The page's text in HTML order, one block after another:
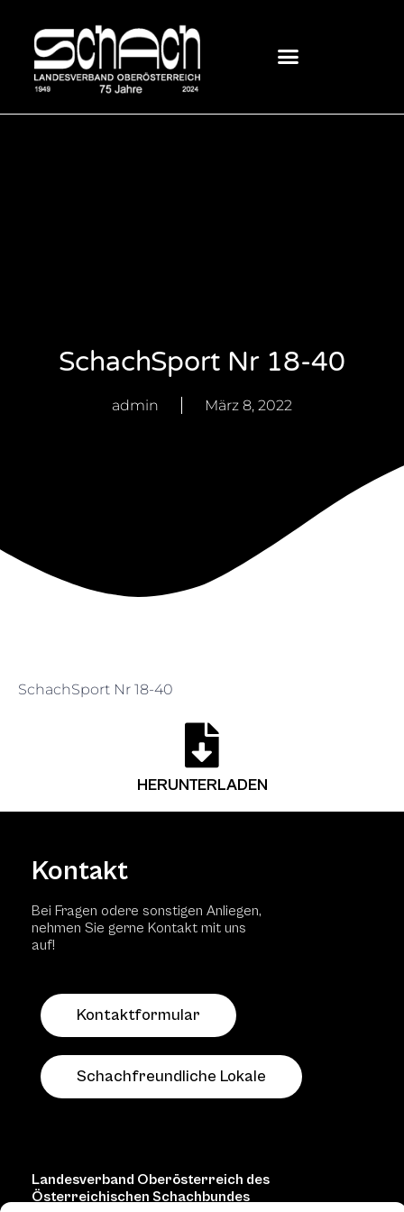
SchachSport Nr 18-40
admin März 8, 2022
SchachSport Nr 18-40
HERUNTERLADEN
Kontakt
Bei Fragen odere sonstigen Anliegen,
nehmen Sie gerne Kontakt mit uns
auf!
Kontaktformular
Schachfreundliche Lokale
Landesverband Oberösterreich des
Österreichischen Schachbundes